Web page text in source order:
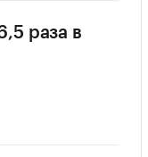
раза в